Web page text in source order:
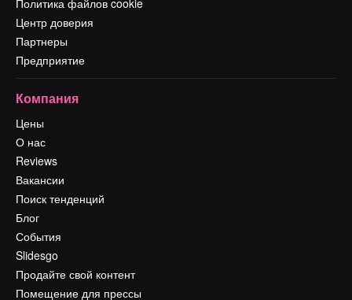
Политика файлов cookie
Центр доверия
Партнеры
Предприятие
Компания
Цены
О нас
Reviews
Вакансии
Поиск тенденций
Блог
События
Slidesgo
Продайте свой контент
Помещение для прессы